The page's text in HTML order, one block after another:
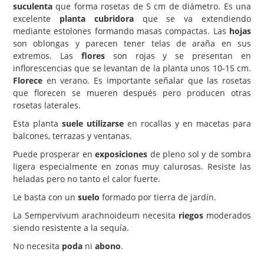
Árboles y Palmeras
Arbustos y Trepadoras
Cactus y Suculentas
suculenta que forma rosetas de 5 cm de diámetro. Es una
excelente planta cubridoraque se va extendiendo
mediante estolones formando masas compactas. Las hojas
son oblongas y parecen tener telas de araña en sus
extremos. Las floresson rojas y se presentan en
inflorescencias que se levantan de la planta unos 10-15 cm.
Florece en verano. Es importante señalar que las rosetas
que florecen se mueren después pero producen otras
rosetas laterales.
Esta planta suele utilizarse en rocallas y en macetas para
balcones, terrazas y ventanas.
Puede prosperar enexposiciones de pleno sol y de sombra
ligera especialmente en zonas muy calurosas. Resiste las
heladas pero no tanto el calor fuerte.
Le basta con un suelo formado por tierra de jardín.
La Sempervivum arachnoideum necesita riegos moderados
siendo resistente a la sequía.
No necesita poda ni abono.